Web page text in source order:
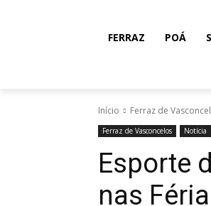
FERRAZ POÁ
Início Ferraz de
Ferraz de Vasconcelos Notícia
Esporte
nas